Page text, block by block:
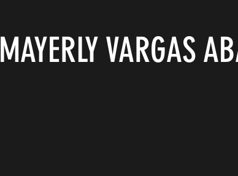
MAYERLY VARGAS